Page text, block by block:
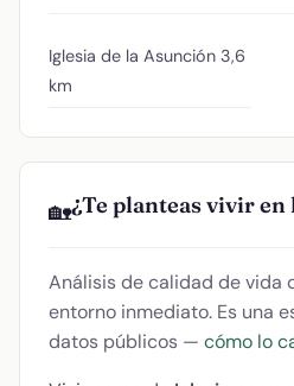
Iglesia de la Asunción 3,6
km
🏡¿Te planteas vivir en
Análisis de calidad de vida
entorno inmediato. Es una
datos públicos — cómo lo